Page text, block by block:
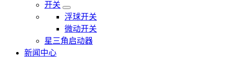
开关
浮球开关
微动开关
星三角启动器
新闻中心